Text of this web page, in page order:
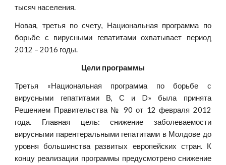
тысяч населения.
Новая, третья по счету, Национальная программа по
борьбе с вирусными гепатитами охватывает период
2012 – 2016 годы.
Цели программы
Третья «Национальная программа по борьбе с
вирусными гепатитами В, С и D» была принята
Решением Правительства № 90 от 12 февраля 2012
года. Главная цель: снижение заболеваемости
вирусными парентеральными гепатитами в Молдове до
уровня большинства развитых европейских стран. К
концу реализации программы предусмотрено снижение